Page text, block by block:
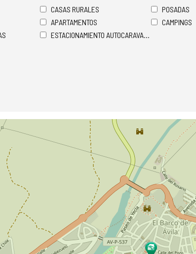
CASAS RURALES POSADAS
APARTAMENTOS CAMPINGS
ESTACIONAMIENTO AUTOCARAVANAS